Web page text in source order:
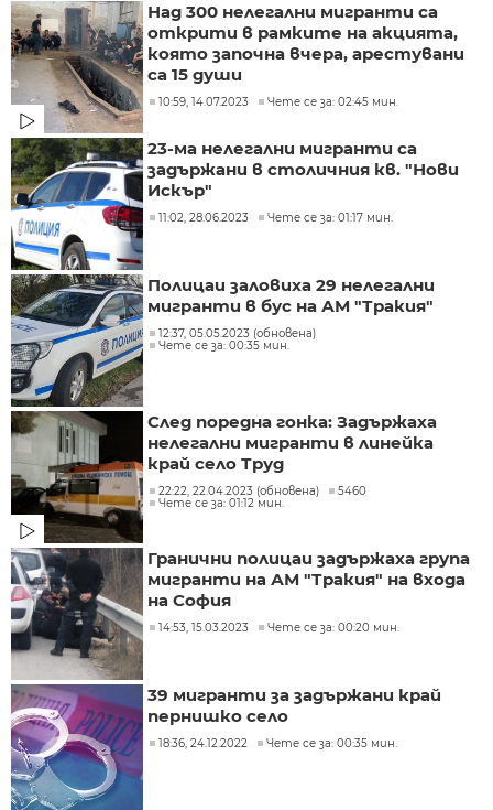
Над 300 нелегални мигранти са
открити в рамките на акцията,
която започна вчера, арестувани
са 15 души
10:59, 14.07.2023 Чете се за: 02:45 мин.
23-ма нелегални мигранти са
задържани в столичния кв. "Нови
Искър"
11:02, 28.06.2023 Чете се за: 01:17 мин.
Полицаи заловиха 29 нелегални
мигранти в бус на АМ "Тракия"
12:37, 05.05.2023 (обновена)
Чете се за: 00:35 мин.
След поредна гонка: Задържаха
нелегални мигранти в линейка
край село Труд
22:22, 22.04.2023 (обновена)
5460
Чете се за: 01:12 мин.
Гранични полицаи задържаха група
мигранти на АМ "Тракия" на входа
на София
14:53, 15.03.2023 Чете се за: 00:20 мин.
39 мигранти за задържани край
пернишко село
18:36, 24.12.2022 Чете се за: 00:35 мин.